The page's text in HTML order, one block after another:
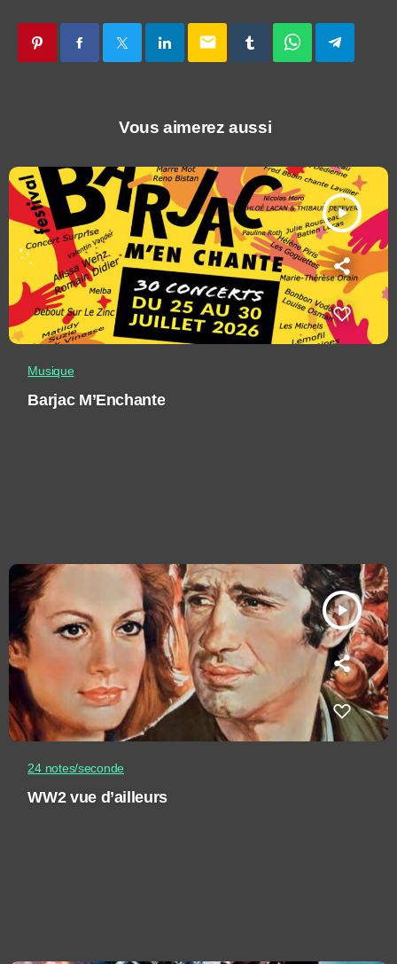
email
Vous aimerez aussi
play_arrow
Musique
Barjac M’Enchante
play_arrow
24 notes/seconde
WW2 vue d’ailleurs